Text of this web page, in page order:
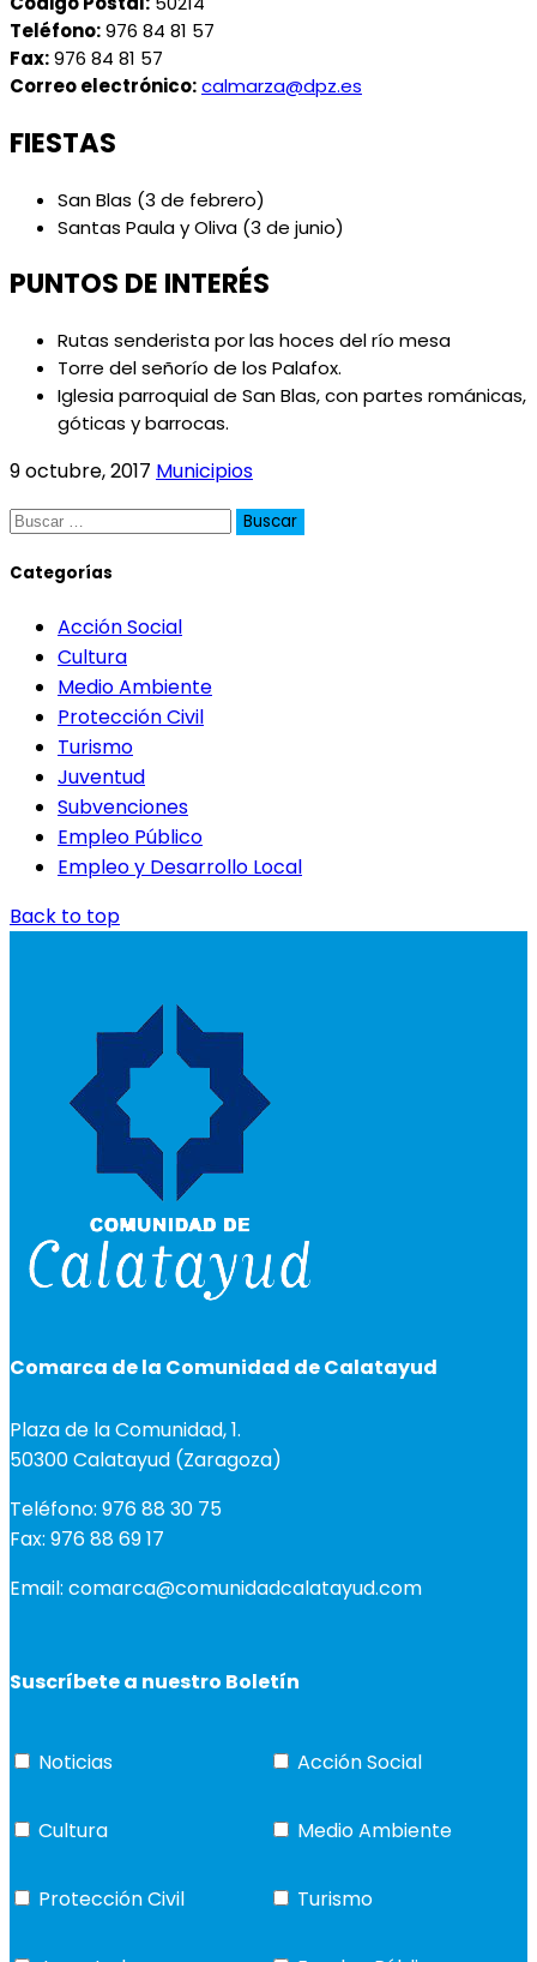
Teléfono:976 84 81 57
Fax:976 84 81 57
Correo electrónico:calmarza@dpz.es
FIESTAS
San Blas (3 de febrero)
Santas Paula y Oliva (3 de junio)
PUNTOS DE INTERÉS
Rutas senderista por las hoces del río mesa
Torre del señorío de los Palafox.
Iglesia parroquial de San Blas, con partes románicas,
góticas y barrocas.
9 octubre, 2017 Municipios
Buscar:
Categorías
Acción Social
Cultura
Medio Ambiente
Protección Civil
Turismo
Juventud
Subvenciones
Empleo Público
Empleo y Desarrollo Local
Back to top
Comarca de la Comunidad de Calatayud
Plaza de la Comunidad, 1.
50300 Calatayud (Zaragoza)
Teléfono: 976 88 30 75
Fax: 976 88 69 17
Email: comarca@comunidadcalatayud.com
Suscríbete a nuestro Boletín
Noticias Acción Social
Cultura Medio Ambiente
Protección Civil Turismo